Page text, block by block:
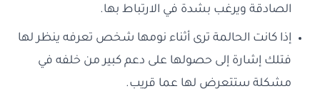
الصادقة ويرغب بشدة في الارتباط بها.
إذا كانت الحالمة ترى أثناء نومها شخص تعرفه ينظر لها
فتلك إشارة إلى حصولها على دعم كبير من خلفه في
مشكلة ستتعرض لها عما قريب.